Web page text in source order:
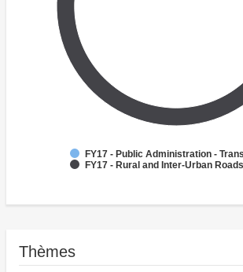
FY17 - Public Administration -
FY17 - Rural and Inter-Urban Roads
Thèmes